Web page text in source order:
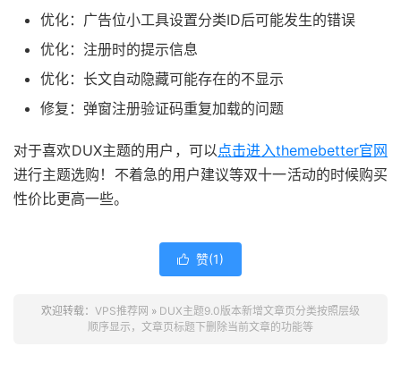
优化：广告位小工具设置分类ID后可能发生的错误
优化：注册时的提示信息
优化：长文自动隐藏可能存在的不显示
修复：弹窗注册验证码重复加载的问题
对于喜欢DUX主题的用户，可以点击进入themebetter官网
进行主题选购！不着急的用户建议等双十一活动的时候购买
性价比更高一些。
 赞(1)
欢迎转载： VPS推荐网 » DUX主题9.0版本新增文章页分类按照层级
顺序显示，文章页标题下删除当前文章的功能等